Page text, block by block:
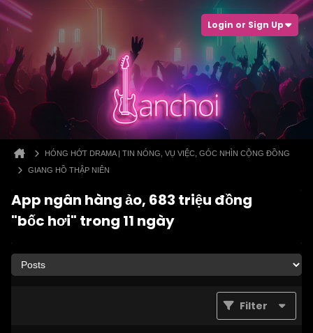
Login or Sign Up
HÓNG HỚT DRAMA | TIN NÓNG, VỤ VIỆC, GÓC NHÌN CỘNG ĐỒNG
GIANG HỒ THẬP NIÊN
App ngân hàng ảo, 683 triệu đồng
"bốc hơi" trong 11 ngày
Filter